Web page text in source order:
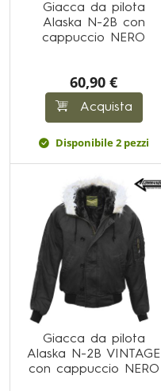
Giacca da pilota
Alaska N-2B con
cappuccio NERO
60,90 €
Acquista
Disponibile 2 pezzi
Giacca da pilota
Alaska N-2B VINTAGE
con cappuccio NERO